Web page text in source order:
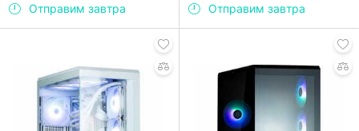
Отправим завтра
Отправим завтра